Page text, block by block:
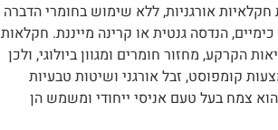
חקלאיות אורגניות, ללא שימוש בחומרי הדברה
הנדסה גנטית או קרינה מייננת. חקלאות
הקרקע, מחזור חומרים ומגוון ביולוגי, ולכן
קומפוסט, זבל אורגני ושיטות טבעיות
צמח בעל טעם אניסי ייחודי ומשמש הן